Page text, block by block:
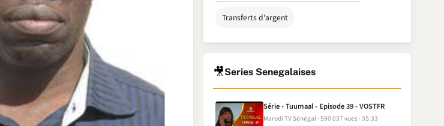
Transferts d'argent
🎥Series Senegalaises
Série - Tuumaal - Episode 39 - VOSTFR
Marodi TV Sénégal 590 037 vues 35:33